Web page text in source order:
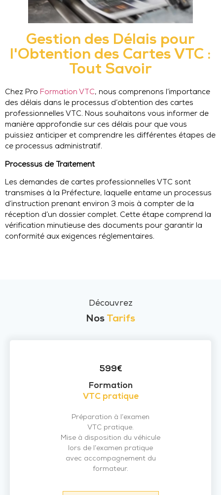
Gestion des Délais pour
l'Obtention des Cartes VTC :
Tout Savoir
Chez Pro Formation VTC, nous comprenons l’importance
des délais dans le processus d’obtention des cartes
professionnelles VTC. Nous souhaitons vous informer de
manière approfondie sur ces délais pour que vous
puissiez anticiper et comprendre les différentes étapes de
ce processus administratif.
Processus de Traitement
Les demandes de cartes professionnelles VTC sont
transmises à la Préfecture, laquelle entame un processus
d’instruction prenant environ 3 mois à compter de la
réception d’un dossier complet. Cette étape comprend la
vérification minutieuse des documents pour garantir la
conformité aux exigences réglementaires.
Découvrez
Nos Tarifs
599€
Formation
VTC pratique
Préparation à l’examen
VTC pratique.
Mise à disposition du véhicule
lors de l’examen pratique
avec accompagnement du
formateur.